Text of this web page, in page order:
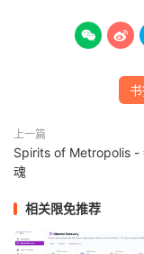
 
上一篇
Spirits of Metropolis -
魂
相关限免推荐